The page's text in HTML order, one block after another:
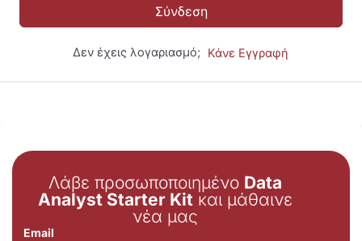
Σύνδεση
Δεν έχεις λογαριασμό; Κάνε Εγγραφή
Λάβε προσωποποιημένο Data
Analyst Starter Kit και μάθαινε
νέα μας
Email